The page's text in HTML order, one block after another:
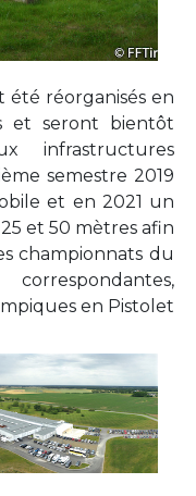
été réorganisés en
et seront bientôt
infrastructures
semestre 2019
et en 2021 un
et 50 mètres afin
championnats du
en Pistolet